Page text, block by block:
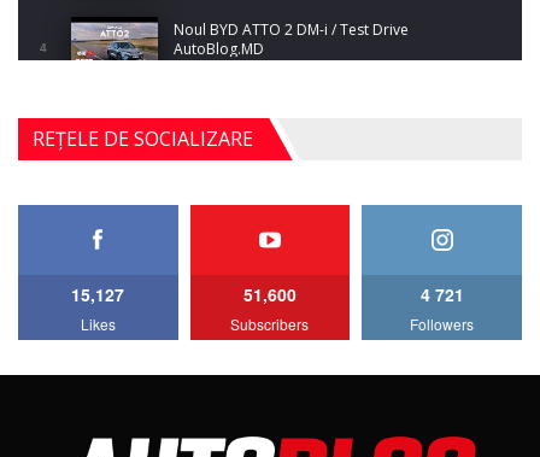
4
Noul BYD ATTO 2 DM-i / Test Drive
AutoBlog.MD
5
Noul Mercedes-Benz S-Class facelift (S 580
4MATIC V223) / Test Drive AutoBlog.MD
27:33
AutoBlog.MD
15:08
REȚELE DE SOCIALIZARE
15,127
Likes
51,600
Subscribers
4 721
Followers